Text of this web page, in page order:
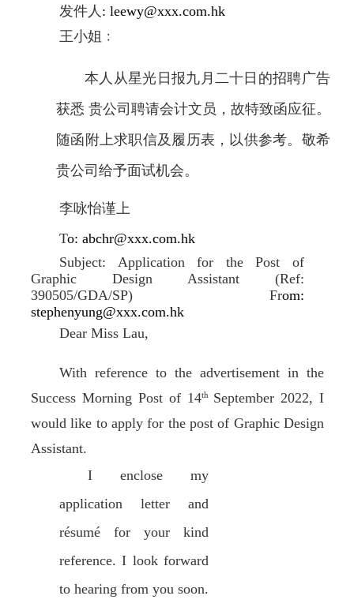
发件人 : leewy@xxx.com.hk
王小姐﹕
本人从星光日报九月二十日的招聘广告
获悉 贵公司聘请会计文员，故特致函应征。
随函附上求职信及履历表，以供参考。敬希
贵公司给予面试机会。
李咏怡谨上
To: abchr@xxx.com.hk
Subject: Application for the Post of
Graphic Design Assistant (Ref:
390505/GDA/SP) From:
stephenyung@xxx.com.hk
Dear Miss Lau,
With reference to the advertisement in the
Success Morning Post of 14th September 2022, I
would like to apply for the post of Graphic Design
Assistant.
I enclose my
application letter and
résumé for your kind
reference. I look forward
to hearing from you soon.